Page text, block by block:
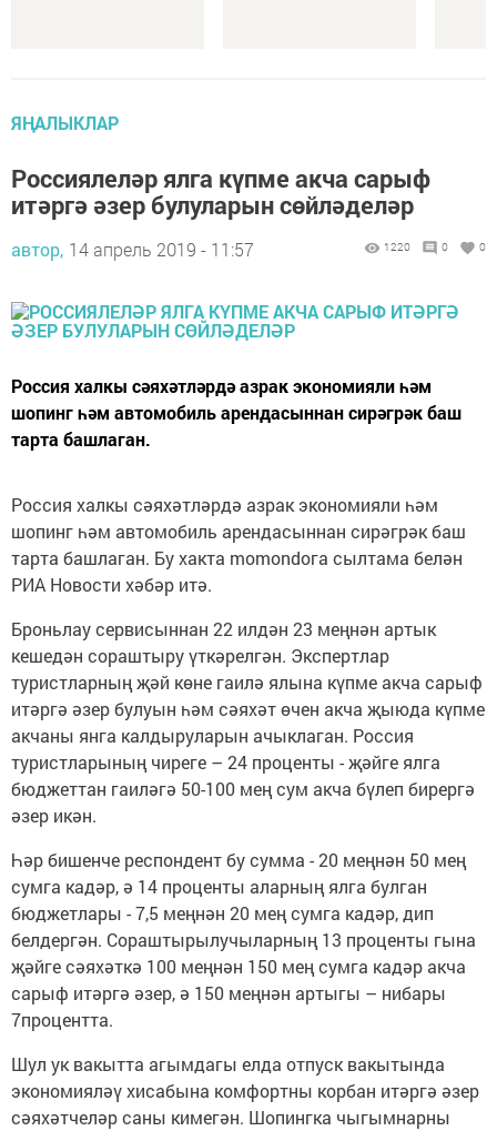
ЯҢАЛЫКЛАР
Россиялеләр ялга күпме акча сарыф
итәргә әзер булуларын сөйләделәр
автор, 14 апрель 2019 - 11:57 1220 0 0
Россия халкы сәяхәтләрдә азрак экономияли һәм
шопинг һәм автомобиль арендасыннан сирәгрәк баш
тарта башлаган.
Россия халкы сәяхәтләрдә азрак экономияли һәм
шопинг һәм автомобиль арендасыннан сирәгрәк баш
тарта башлаган. Бу хакта momondoга сылтама белән
РИА Новости хәбәр итә.
Броньлау сервисыннан 22 илдән 23 меңнән артык
кешедән сораштыру үткәрелгән. Экспертлар
туристларның җәй көне гаилә ялына күпме акча сарыф
итәргә әзер булуын һәм сәяхәт өчен акча җыюда күпме
акчаны янга калдыруларын ачыклаган. Россия
туристларының чиреге – 24 проценты - җәйге ялга
бюджеттан гаиләгә 50-100 мең сум акча бүлеп бирергә
әзер икән.
Һәр бишенче респондент бу сумма - 20 меңнән 50 мең
сумга кадәр, ә 14 проценты аларның ялга булган
бюджетлары - 7,5 меңнән 20 мең сумга кадәр, дип
белдергән. Сораштырылучыларның 13 проценты гына
җәйге сәяхәткә 100 меңнән 150 мең сумга кадәр акча
сарыф итәргә әзер, ә 150 меңнән артыгы – нибары
7процентта.
Шул ук вакытта агымдагы елда отпуск вакытында
экономияләү хисабына комфортны корбан итәргә әзер
сәяхәтчеләр саны кимегән. Шопингка чыгымнарны